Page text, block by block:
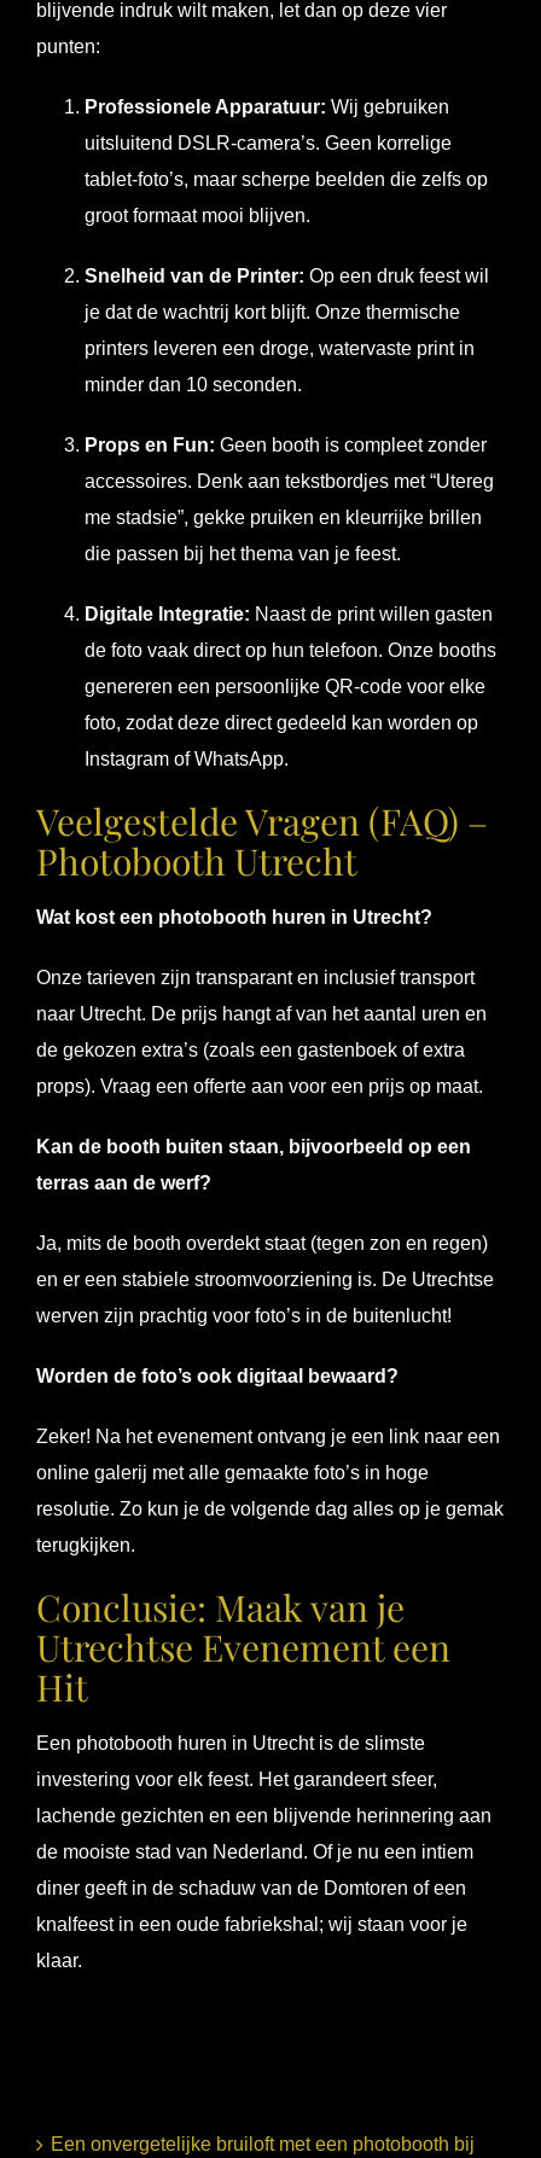
blijvende indruk wilt maken, let dan op deze vier
punten:
Professionele Apparatuur: Wij gebruiken
uitsluitend DSLR-camera’s. Geen korrelige
tablet-foto’s, maar scherpe beelden die zelfs op
groot formaat mooi blijven.
Snelheid van de Printer: Op een druk feest wil
je dat de wachtrij kort blijft. Onze thermische
printers leveren een droge, watervaste print in
minder dan 10 seconden.
Props en Fun: Geen booth is compleet zonder
accessoires. Denk aan tekstbordjes met “Utereg
me stadsie”, gekke pruiken en kleurrijke brillen
die passen bij het thema van je feest.
Digitale Integratie: Naast de print willen gasten
de foto vaak direct op hun telefoon. Onze booths
genereren een persoonlijke QR-code voor elke
foto, zodat deze direct gedeeld kan worden op
Instagram of WhatsApp.
Veelgestelde Vragen (FAQ) –
Photobooth Utrecht
Wat kost een photobooth huren in Utrecht?
Onze tarieven zijn transparant en inclusief transport
naar Utrecht. De prijs hangt af van het aantal uren en
de gekozen extra’s (zoals een gastenboek of extra
props). Vraag een offerte aan voor een prijs op maat.
Kan de booth buiten staan, bijvoorbeeld op een
terras aan de werf?
Ja, mits de booth overdekt staat (tegen zon en regen)
en er een stabiele stroomvoorziening is. De Utrechtse
werven zijn prachtig voor foto’s in de buitenlucht!
Worden de foto’s ook digitaal bewaard?
Zeker! Na het evenement ontvang je een link naar een
online galerij met alle gemaakte foto’s in hoge
resolutie. Zo kun je de volgende dag alles op je gemak
terugkijken.
Conclusie: Maak van je
Utrechtse Evenement een
Hit
Een photobooth huren in Utrecht is de slimste
investering voor elk feest. Het garandeert sfeer,
lachende gezichten en een blijvende herinnering aan
de mooiste stad van Nederland. Of je nu een intiem
diner geeft in de schaduw van de Domtoren of een
knalfeest in een oude fabriekshal; wij staan voor je
klaar.
Een onvergetelijke bruiloft met een photobooth bij